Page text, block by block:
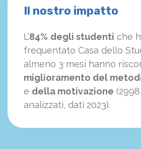
Il nostro impatto
L’84% degli studenti che
frequentato Casa dello
almeno 3 mesi hanno
miglioramento del
e della motivazione
analizzati, dati 2023).